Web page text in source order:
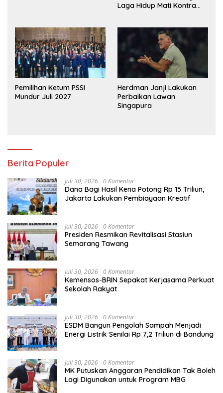
Laga Hidup Mati Kontra
Pemilihan Ketum PSSI
Mundur Juli 2027
Herdman Janji Lakukan
Perbaikan Lawan
Singapura
Berita Populer
Juli 30, 2026 0 Komentar
Dana Bagi Hasil Kena Potong Rp 15 Triliun,
Jakarta Lakukan Pembiayaan Kreatif
Juli 30, 2026 0 Komentar
Presiden Resmikan Revitalisasi Stasiun
Semarang Tawang
Juli 30, 2026 0 Komentar
Kemensos-BRIN Sepakat Kerjasama Perkuat
Sekolah Rakyat
Juli 30, 2026 0 Komentar
ESDM Bangun Pengolah Sampah Menjadi
Energi Listrik Senilai Rp 7,2 Triliun di Bandung
Juli 30, 2026 0 Komentar
MK Putuskan Anggaran Pendidikan Tak Boleh
Lagi Digunakan untuk Program MBG